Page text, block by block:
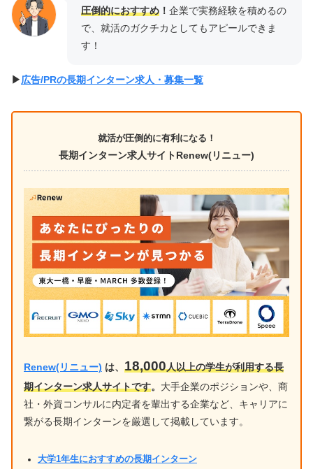
圧倒的におすすめ ！ 企業で実務経験を積めるの
で、就活のガクチカとしてもアピールできま
す！
▶︎広告/PRの長期インターン求人・募集一覧
就活が圧倒的に有利になる！
長期インターン求人サイトRenew(リニュー)
Renew(リニュー) は、 18,000人以上の学生が利用する長
期インターン求人サイトです。 大手企業のポジションや、商
社・外資コンサルに内定者を輩出する企業など、キャリアに
繋がる長期インターンを厳選して掲載しています。
大学1年生におすすめの長期インターン